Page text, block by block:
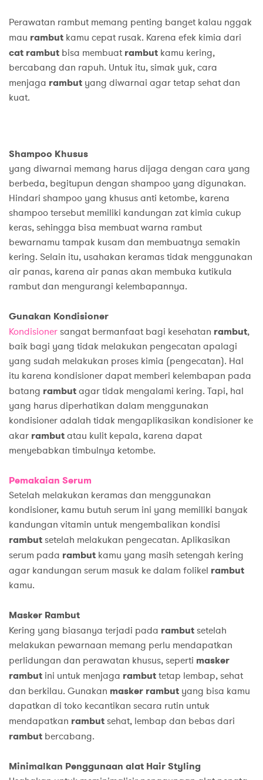
Perawatan rambut memang penting banget kalau nggak
mau rambut kamu cepat rusak. Karena efek kimia dari
cat rambut bisa membuatrambut kamu kering,
bercabang dan rapuh. Untuk itu, simak yuk, cara
menjaga rambut yang diwarnai agar tetap sehat dan
kuat.
Shampoo Khusus
yang diwarnai memang harus dijaga dengan cara yang
berbeda, begitupun dengan shampoo yang digunakan.
Hindari shampoo yang khusus anti ketombe, karena
shampoo tersebut memiliki kandungan zat kimia cukup
keras, sehingga bisa membuat warna rambut
bewarnamu tampak kusam dan membuatnya semakin
kering. Selain itu, usahakan keramas tidak menggunakan
air panas, karena air panas akan membuka kutikula
rambut dan mengurangi kelembapannya.
Gunakan Kondisioner
Kondisionersangat bermanfaat bagi kesehatan rambut,
baik bagi yang tidak melakukan pengecatan apalagi
yang sudah melakukan proses kimia (pengecatan). Hal
itu karena kondisioner dapat memberi kelembapan pada
batang rambutagar tidak mengalami kering. Tapi, hal
yang harus diperhatikan dalam menggunakan
kondisioner adalah tidak mengaplikasikan kondisioner ke
akar rambutatau kulit kepala, karena dapat
menyebabkan timbulnya ketombe.
Pemakaian Serum
Setelah melakukan keramas dan menggunakan
kondisioner, kamu butuh serum ini yang memiliki banyak
kandungan vitamin untuk mengembalikan kondisi
rambutsetelah melakukan pengecatan. Aplikasikan
serum pada rambut kamu yang masih setengah kering
agar kandungan serum masuk ke dalam folikel rambut
kamu.
Masker Rambut
Kering yang biasanya terjadi pada rambutsetelah
melakukan pewarnaan memang perlu mendapatkan
perlidungan dan perawatan khusus, seperti masker
rambut ini untuk menjaga rambuttetap lembap, sehat
dan berkilau. Gunakan masker rambut yang bisa kamu
dapatkan di toko kecantikan secara rutin untuk
mendapatkan rambutsehat, lembap dan bebas dari
rambut bercabang.
Minimalkan Penggunaan alat Hair Styling